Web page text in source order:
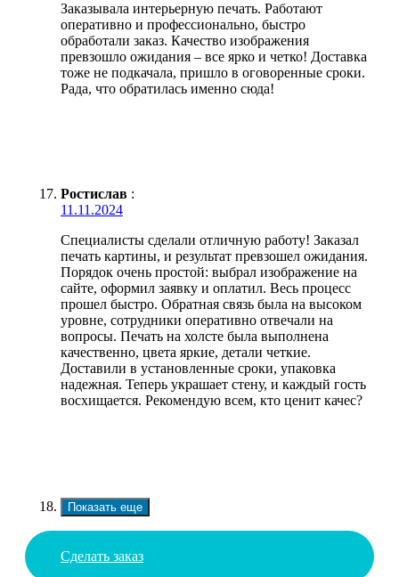
Заказывала интерьерную печать. Работают
оперативно и профессионально, быстро
обработали заказ. Качество изображения
превзошло ожидания – все ярко и четко! Доставка
тоже не подкачала, пришло в оговоренные сроки.
Рада, что обратилась именно сюда!
Ростислав :
11.11.2024
Специалисты сделали отличную работу! Заказал
печать картины, и результат превзошел ожидания.
Порядок очень простой: выбрал изображение на
сайте, оформил заявку и оплатил. Весь процесс
прошел быстро. Обратная связь была на высоком
уровне, сотрудники оперативно отвечали на
вопросы. Печать на холсте была выполнена
качественно, цвета яркие, детали четкие.
Доставили в установленные сроки, упаковка
надежная. Теперь украшает стену, и каждый гость
восхищается. Рекомендую всем, кто ценит качес?
Показать еще
Сделать заказ